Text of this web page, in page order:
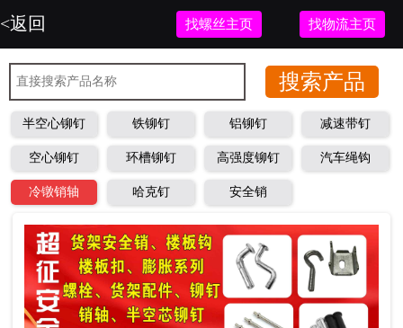
<返回 找螺丝主页 找物流主页
半空心铆钉 铁铆钉 铝铆钉 减速带钉
空心铆钉 环槽铆钉 高强度铆钉 汽车绳钩
冷镦销轴 哈克钉 安全销